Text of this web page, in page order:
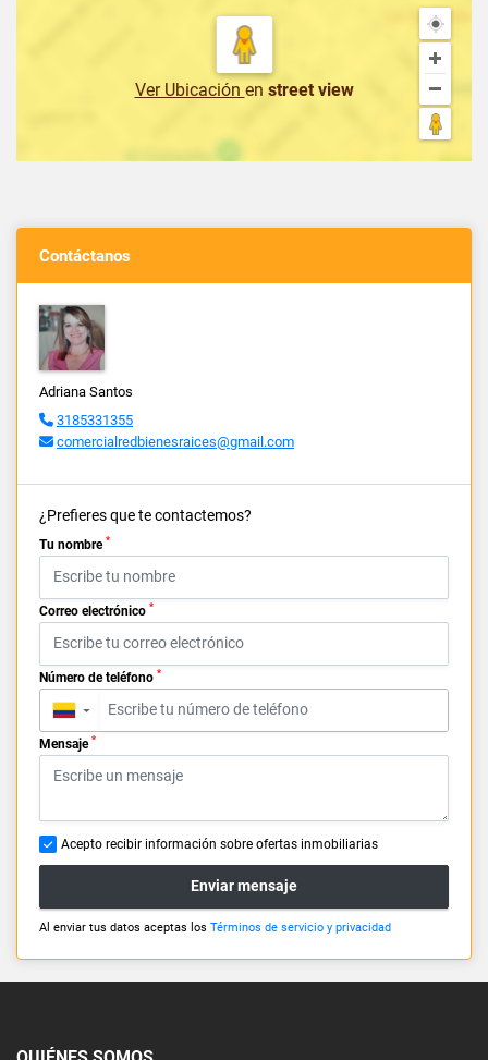
Ver Ubicación en street view
Contáctanos
Adriana Santos
3185331355
comercialredbienesraices@gmail.com
¿Prefieres que te contactemos?
Tu nombre *
Correo electrónico *
Número de teléfono *
▼
Mensaje *
Acepto recibir información sobre ofertas inmobiliarias
Enviar mensaje
Al enviar tus datos aceptas los Términos de servicio y privacidad